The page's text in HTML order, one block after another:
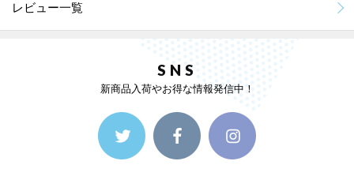
レビュー一覧
SNS
新商品入荷やお得な情報発信中！